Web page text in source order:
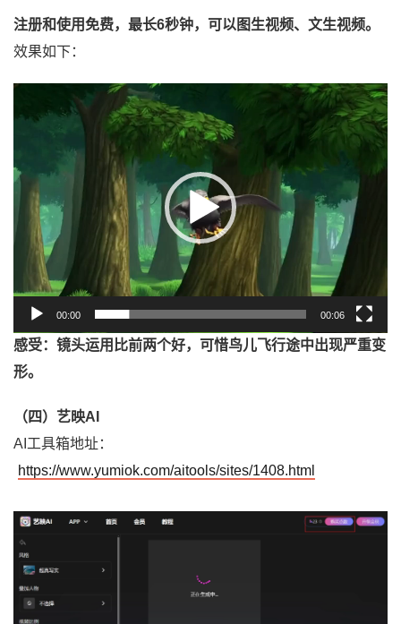
注册和使用免费，最长6秒钟，可以图生视频、文生视频。
效果如下：
频
放
00:00 00:06
感受：镜头运用比前两个好，可惜鸟儿飞行途中出现严重变
形。
（四）艺映AI
AI工具箱地址：
https://www.yumiok.com/aitools/sites/1408.html